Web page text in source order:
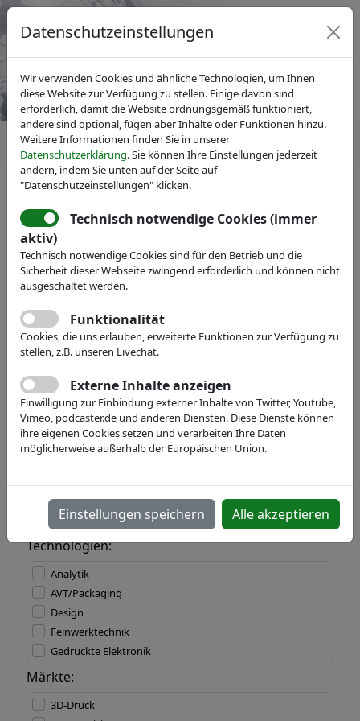
Mitgliedersuche ausblenden
Name:
Volltext:
Land:
Technologien:
Analytik
AVT/Packaging
Design
Feinwerktechnik
Gedruckte Elektronik
IT/Software
Materialbearbeitung
Märkte:
3D-Druck
Datenschutzeinstellungen
Wir verwenden Cookies und ähnliche Technologien, um Ihnen
diese Website zur Verfügung zu stellen. Einige davon sind
erforderlich, damit die Website ordnungsgemäß funktioniert,
andere sind optional, fügen aber Inhalte oder Funktionen hinzu.
Weitere Informationen finden Sie in unserer
Datenschutzerklärung. Sie können Ihre Einstellungen jederzeit
ändern, indem Sie unten auf der Seite auf
"Datenschutzeinstellungen" klicken.
Technisch notwendige Cookies (immer
aktiv)
Technisch notwendige Cookies sind für den Betrieb und die
Sicherheit dieser Webseite zwingend erforderlich und können nicht
ausgeschaltet werden.
Funktionalität
Cookies, die uns erlauben, erweiterte Funktionen zur Verfügung zu
stellen, z.B. unseren Livechat.
Externe Inhalte anzeigen
Einwilligung zur Einbindung externer Inhalte von Twitter, Youtube,
Vimeo, podcaster.de und anderen Diensten. Diese Dienste können
ihre eigenen Cookies setzen und verarbeiten Ihre Daten
möglicherweise außerhalb der Europäischen Union.
Einstellungen speichern Alle akzeptieren